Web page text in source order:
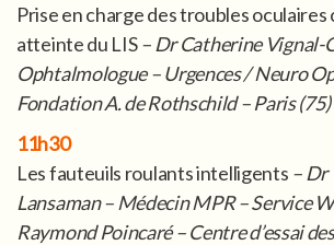
Prise en charge des troubles oculaires
atteinte du LIS– Dr Catherine Vignal-
Ophtalmologue – Urgences / Neuro
Fondation A. de Rothschild – Paris (75)
11h30
Les fauteuils roulants intelligents – Dr
Lansaman – Médecin MPR – Service
Raymond Poincaré – Centre d’essai